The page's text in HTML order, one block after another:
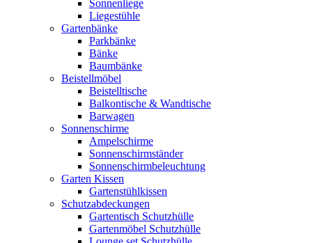
Sonnenliege
Liegestühle
Gartenbänke
Parkbänke
Bänke
Baumbänke
Beistellmöbel
Beistelltische
Balkontische & Wandtische
Barwagen
Sonnenschirme
Ampelschirme
Sonnenschirmständer
Sonnenschirmbeleuchtung
Garten Kissen
Gartenstühlkissen
Schutzabdeckungen
Gartentisch Schutzhülle
Gartenmöbel Schutzhülle